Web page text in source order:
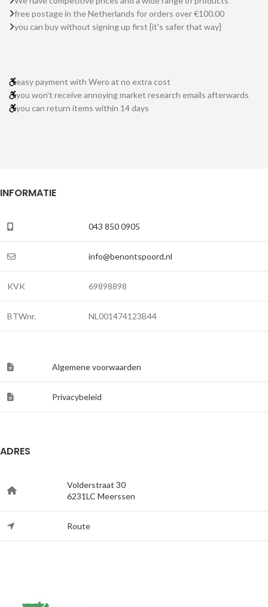
free postage in the Netherlands for orders over €100.00
you can buy without signing up first [it's safer that way]
easy payment with Wero at no extra cost
you won't receive annoying market research emails afterwards
you can return items within 14 days
INFORMATIE
043 850 0905
info@benontspoord.nl
KVK 69898898
BTWnr. NL001474123B44
Algemene voorwaarden
Privacybeleid
ADRES
Volderstraat 30
6231LC Meerssen
Route